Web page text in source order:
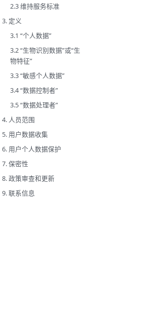
2.3 维持服务标准
3. 定义
3.1 “个人数据”
3.2 “生物识别数据”或“生
物特征”
3.3 “敏感个人数据”
3.4 “数据控制者”
3.5 “数据处理者”
4. 人员范围
5. 用户数据收集
6. 用户个人数据保护
7. 保密性
8. 政策审查和更新
9. 联系信息